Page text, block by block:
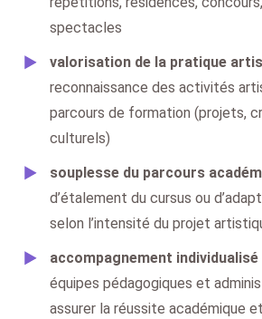
spectacles
valorisation de la pratique
reconnaissance des activités
parcours de formation (projets,
culturels)
souplesse du parcours
d’étalement du cursus ou
selon l’intensité du projet
accompagnement individualisé
équipes pédagogiques et
assurer la réussite académique